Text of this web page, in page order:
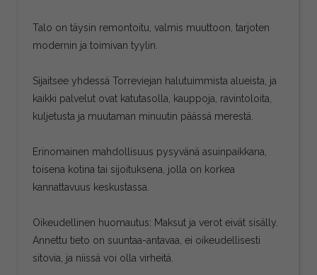
Talo on täysin remontoitu, valmis muuttoon, tarjoten
modernin ja toimivan tyylin.
Sijaitsee yhdessä Torreviejan halutuimmista alueista, ja
kaikki palvelut ovat katutasolla, kauppoja, ravintoloita,
kuljetusta ja muutaman minuutin päässä merestä.
Erinomainen mahdollisuus pysyvänä asuinpaikkana,
toisena kotina tai sijoituksena, jolla on korkea
kannattavuus keskustassa.
Oikeudellinen huomautus: Maksut ja verot eivät sisälly.
Annettu tieto on suuntaa-antavaa, ei oikeudellisesti
sitovia, ja niissä voi olla virheitä.